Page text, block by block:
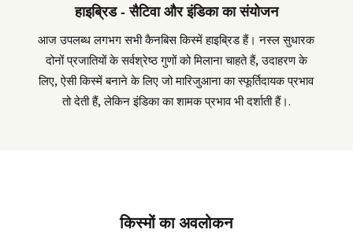
हाइब्रिड - सैटिवा और इंडिका का संयोजन
आज उपलब्ध लगभग सभी कैनबिस किस्में हाइब्रिड हैं। नस्ल सुधारक
दोनों प्रजातियों के सर्वश्रेष्ठ गुणों को मिलाना चाहते हैं, उदाहरण के
लिए, ऐसी किस्में बनाने के लिए जो मारिजुआना का स्फूर्तिदायक प्रभाव
तो देती हैं, लेकिन इंडिका का शामक प्रभाव भी दर्शाती हैं।.
किस्मों का अवलोकन